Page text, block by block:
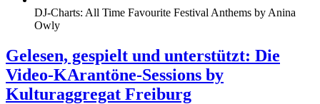
DJ-Charts: All Time Favourite Festival Anthems by Anina
Owly
Gelesen, gespielt und unterstützt: Die
Video-KArantöne-Sessions by
Kulturaggregat Freiburg